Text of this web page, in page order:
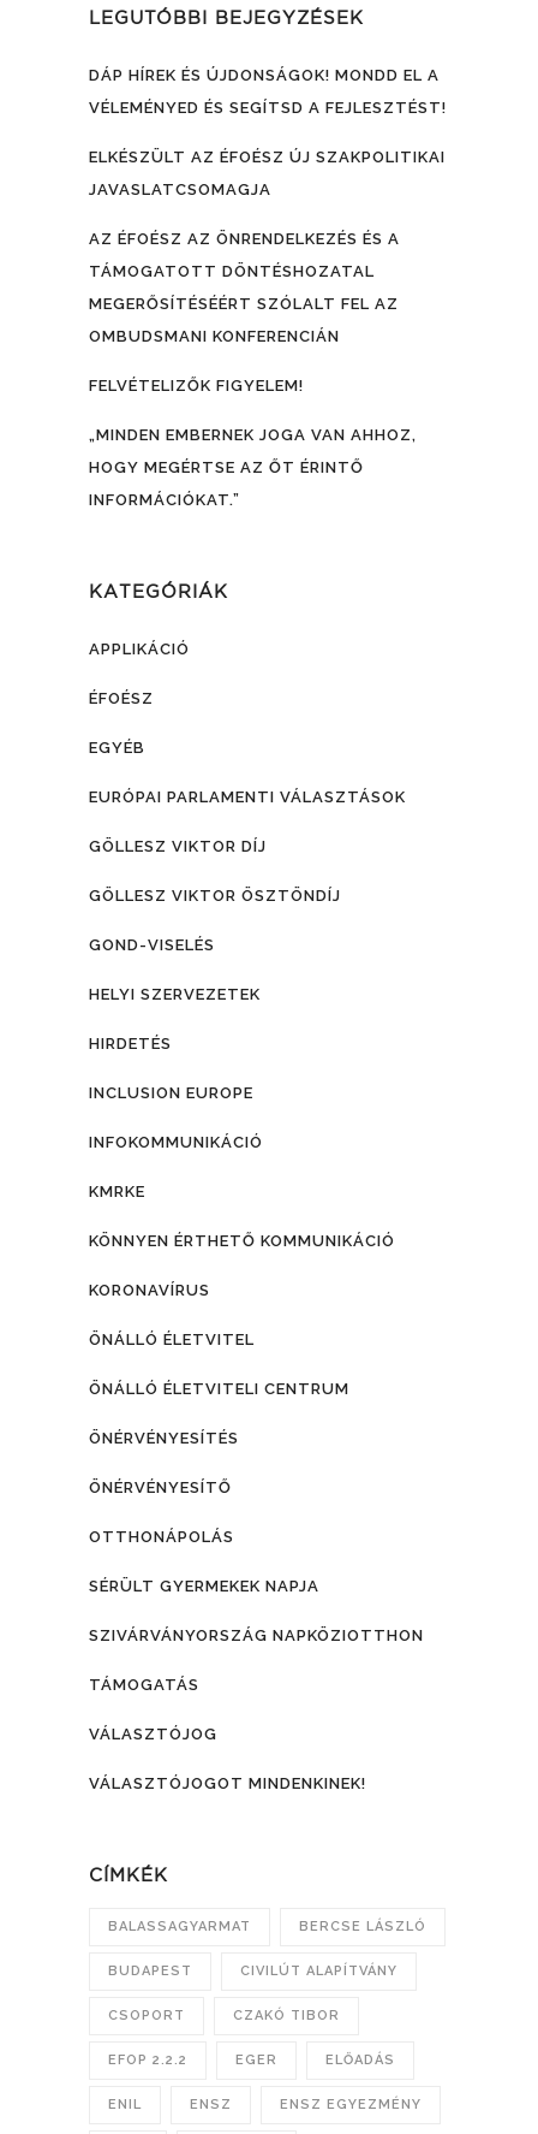
LEGUTÓBBI BEJEGYZÉSEK
DÁP HÍREK ÉS ÚJDONSÁGOK! MONDD EL A
VÉLEMÉNYED ÉS SEGÍTSD A FEJLESZTÉST!
ELKÉSZÜLT AZ ÉFOÉSZ ÚJ SZAKPOLITIKAI
JAVASLATCSOMAGJA
AZ ÉFOÉSZ AZ ÖNRENDELKEZÉS ÉS A
TÁMOGATOTT DÖNTÉSHOZATAL
MEGERŐSÍTÉSÉÉRT SZÓLALT FEL AZ
OMBUDSMANI KONFERENCIÁN
FELVÉTELIZŐK FIGYELEM!
„MINDEN EMBERNEK JOGA VAN AHHOZ,
HOGY MEGÉRTSE AZ ŐT ÉRINTŐ
INFORMÁCIÓKAT.”
KATEGÓRIÁK
APPLIKÁCIÓ
ÉFOÉSZ
EGYÉB
EURÓPAI PARLAMENTI VÁLASZTÁSOK
GÖLLESZ VIKTOR DÍJ
GÖLLESZ VIKTOR ÖSZTÖNDÍJ
GOND-VISELÉS
HELYI SZERVEZETEK
HIRDETÉS
INCLUSION EUROPE
INFOKOMMUNIKÁCIÓ
KMRKE
KÖNNYEN ÉRTHETŐ KOMMUNIKÁCIÓ
KORONAVÍRUS
ÖNÁLLÓ ÉLETVITEL
ÖNÁLLÓ ÉLETVITELI CENTRUM
ÖNÉRVÉNYESÍTÉS
ÖNÉRVÉNYESÍTŐ
OTTHONÁPOLÁS
SÉRÜLT GYERMEKEK NAPJA
SZIVÁRVÁNYORSZÁG NAPKÖZIOTTHON
TÁMOGATÁS
VÁLASZTÓJOG
VÁLASZTÓJOGOT MINDENKINEK!
CÍMKÉK
BALASSAGYARMAT BERCSE LÁSZLÓ
BUDAPEST CIVILÚT ALAPÍTVÁNY
CSOPORT CZAKÓ TIBOR
EFOP 2.2.2 EGER ELŐADÁS
ENIL ENSZ ENSZ EGYEZMÉNY